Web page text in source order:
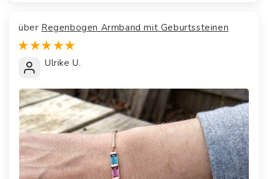
Regenbogen Armband mit Geburtssteinen
Ulrike U.